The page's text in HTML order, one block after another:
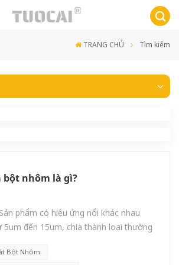
TRANG CHỦ Tìm kiếm
bột nhôm là gì?
phẩm có hiệu ứng nổi khác nhau
đến 15um, chia thành loại thường
có thể nổi trên bề mặt màng sơn, có
Bột Nhôm